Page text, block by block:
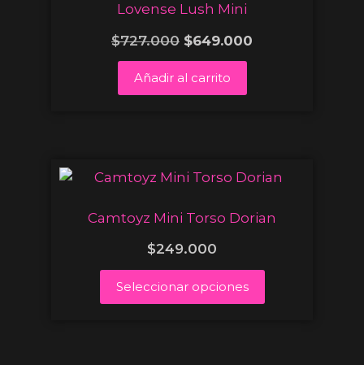
Lovense Lush Mini
$727.000 $649.000
Añadir al carrito
Camtoyz Mini Torso Dorian
$249.000
Seleccionar opciones